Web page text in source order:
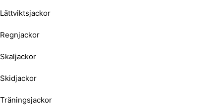
Lättviktsjackor
Regnjackor
Skaljackor
Skidjackor
Träningsjackor